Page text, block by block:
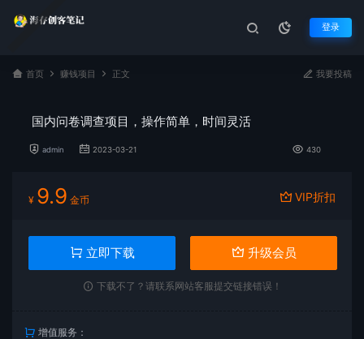
登录
首页 赚钱项目 正文 我要投稿
国内问卷调查项目，操作简单，时间灵活
admin 2023-03-21 430
¥ 9.9 金币 VIP折扣
立即下载 升级会员
下载不了？请联系网站客服提交链接错误！
增值服务：